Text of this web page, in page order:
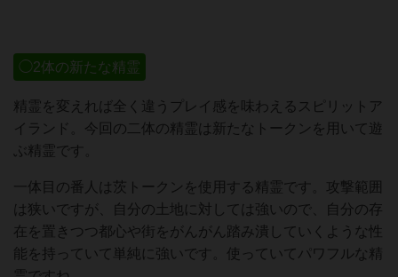
◯2体の新たな精霊
精霊を変えれば全く違うプレイ感を味わえるスピリットア
イランド。今回の二体の精霊は新たなトークンを用いて遊
ぶ精霊です。
一体目の番人は茨トークンを使用する精霊です。攻撃範囲
は狭いですが、自分の土地に対しては強いので、自分の存
在を置きつつ都心や街をがんがん踏み潰していくような性
能を持っていて単純に強いです。使っていてパワフルな精